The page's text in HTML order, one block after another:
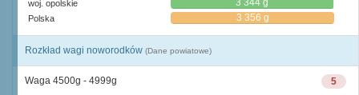
woj. opolskie 3 344 g
Polska 3 356 g
Rozkład wagi noworodków (Dane powiatowe)
5
Waga 4500g - 4999g